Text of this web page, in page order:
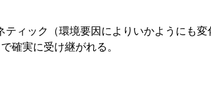
ティック（環境要因によりいかようにも
確実に受け継がれる。